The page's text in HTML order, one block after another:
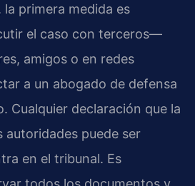
primera medida es
el caso con terceros—
amigos o en redes
a un abogado de defensa
Cualquier declaración que la
autoridades puede ser
en el tribunal. Es